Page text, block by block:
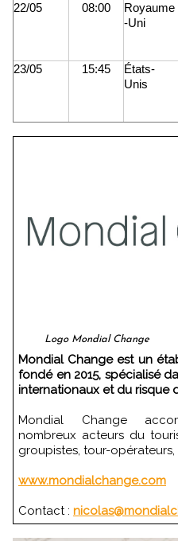
22/05 08:00
Royaume
-Uni
23/05 15:45 États-
Unis
Logo Mondial Change
Mondial Change est un établissement financier français,
fondé en 2015, spécialisé
internationaux et du risque
Mondial Change
nombreux acteurs du
groupistes, tour-opérateurs,
www.mondialchange.com
Contact :